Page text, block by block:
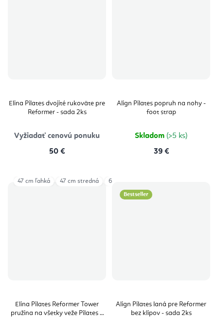
Elina Pilates dvojité rukoväte pre
Reformer - sada 2ks
Vyžiadať cenovú ponuku
50 €
Align Pilates popruh na nohy -
foot strap
Skladom (>5 ks)
39 €
Elina Pilates Reformer Tower
pružina na všetky veže Pilates 3
47 cm ľahká 47 cm stredná 63 cm ľahká
Bestseller
Align Pilates laná pre Reformer
bez klipov - sada 2ks